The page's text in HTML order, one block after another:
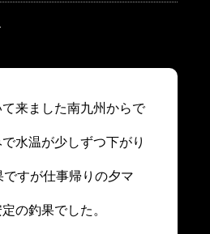
来ました南九州からで
水温が少しずつ下がり
すが仕事帰りの夕マ
の釣果でした。